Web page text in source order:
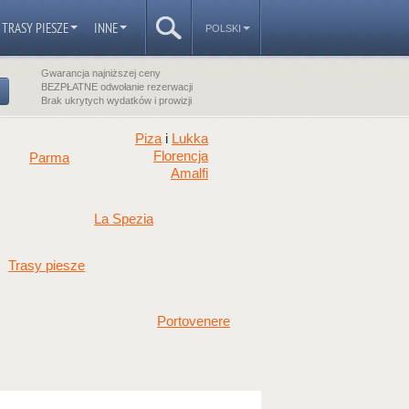
POLSKI
TRASY PIESZE INNE
Gwarancja najniższej ceny
BEZPŁATNE odwołanie rezerwacji
Brak ukrytych wydatków i prowizji
Portovenere
La Spezia
Trasy piesze
Parma
Piza i Lukka
Florencja
Amalfi